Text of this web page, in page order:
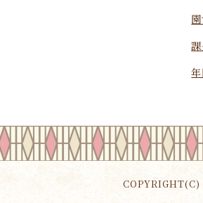
COPYRIGHT(C)